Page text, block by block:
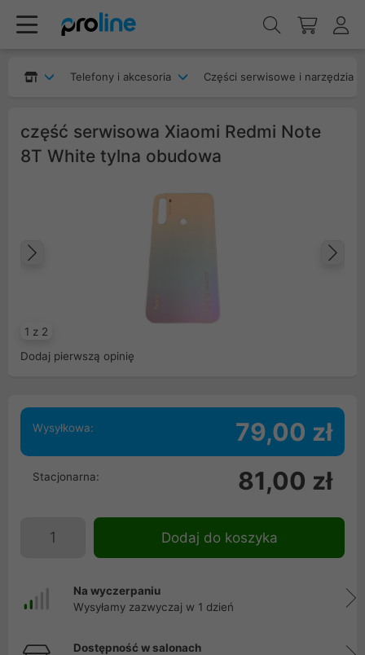
Telefony i akcesoria Części serwisowe i narzędzia
część serwisowa Xiaomi Redmi Note
8T White tylna obudowa
1 z 2
Dodaj pierwszą opinię
Wysyłkowa: 79,00 zł
Stacjonarna: 81,00 zł
Dodaj do koszyka
Na wyczerpaniu
Wysyłamy zazwyczaj w 1 dzień
Dostępność w salonach